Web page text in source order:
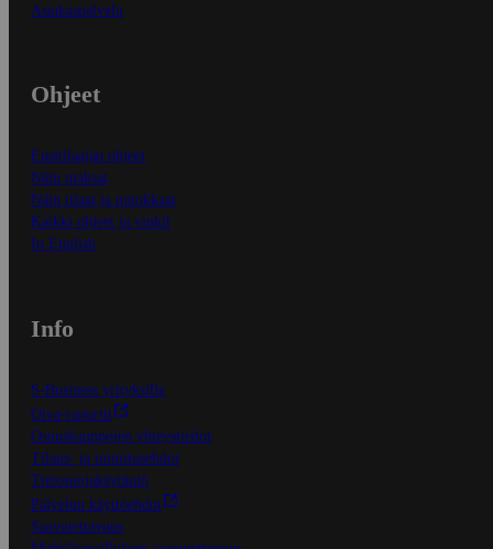
Asiakaspalvelu
Ohjeet
Ensitilaajan ohjeet
Näin maksat
Näin tilaat ja muokkaat
Kaikki ohjeet ja vinkit
In English
Info
S-Business yrityksille
Oiva-raportit
Osuuskauppojen yhteystiedot
Tilaus- ja toimitusehdot
Tietosuojakäytäntö
Palvelun käyttöehdot
Saavutettavuus